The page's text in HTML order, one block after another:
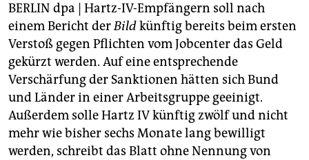
fragen & hilfe
unterstützen
abo
genossenschaft
epaper login
BERLIN dpa | Hartz-IV-Empfängern soll nach
einem Bericht derBildkünftig bereits beim ersten
Verstoß gegen Pflichten vom Jobcenter das Geld
gekürzt werden. Auf eine entsprechende
Verschärfung der Sanktionen hätten sich Bund
und Länder in einer Arbeitsgruppe geeinigt.
Außerdem solle Hartz IV künftig zwölf und nicht
mehr wie bisher sechs Monate lang bewilligt
werden, schreibt das Blatt ohne Nennung von